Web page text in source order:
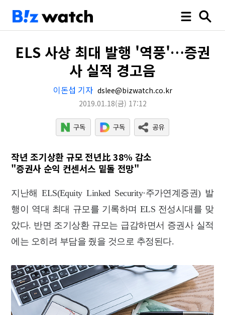
ELS 사상 최대 발행 '역풍'…증권
사 실적 경고음
이돈섭 기자 dslee@bizwatch.co.kr
2019.01.18(금) 17:12
작년 조기상환 규모 전년比 38% 감소
"증권사 순익 컨센서스 밑돌 전망"
지난해 ELS(Equity Linked Security·주가연계증권) 발
행이 역대 최대 규모를 기록하며 ELS 전성시대를 맞
았다. 반면 조기상환 규모는 급감하면서 증권사 실적
에는 오히려 부담을 줬을 것으로 추정된다.